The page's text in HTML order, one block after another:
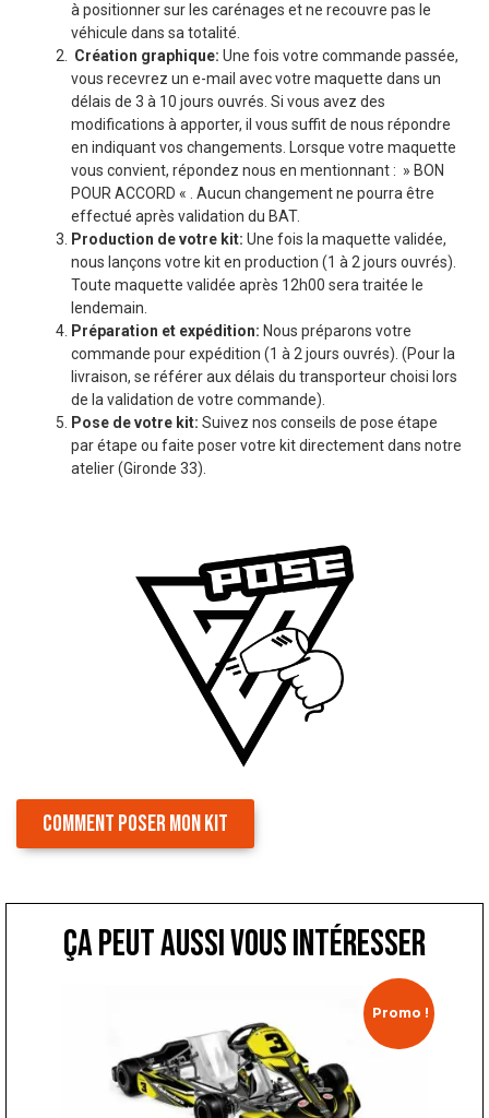
à positionner sur les carénages et ne recouvre pas le
véhicule dans sa totalité.
Création graphique: Une fois votre commande passée,
vous recevrez un e-mail avec votre maquette dans un
délais de 3 à 10 jours ouvrés. Si vous avez des
modifications à apporter, il vous suffit de nous répondre
en indiquant vos changements. Lorsque votre maquette
vous convient, répondez nous en mentionnant : » BON
POUR ACCORD « . Aucun changement ne pourra être
effectué après validation du BAT.
Production de votre kit: Une fois la maquette validée,
nous lançons votre kit en production (1 à 2 jours ouvrés).
Toute maquette validée après 12h00 sera traitée le
lendemain.
Préparation et expédition: Nous préparons votre
commande pour expédition (1 à 2 jours ouvrés). (Pour la
livraison, se référer aux délais du transporteur choisi lors
de la validation de votre commande).
Pose de votre kit: Suivez nos conseils de pose étape
par étape ou faite poser votre kit directement dans notre
atelier (Gironde 33).
COMMENT POSER MON KIT
ça peut aussi vous intéresser
Promo !